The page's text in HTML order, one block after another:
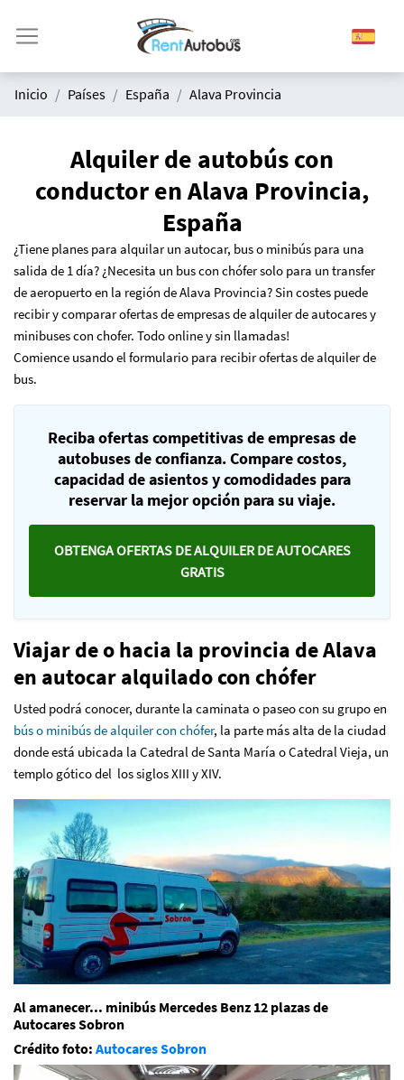
Inicio Países España Alava Provincia
Alquiler de autobús con
conductor en Alava Provincia,
España
¿Tiene planes para alquilar un autocar, bus o minibús para una
salida de 1 día? ¿Necesita un bus con chófer solo para un transfer
de aeropuerto en la región de Alava Provincia? Sin costes puede
recibir y comparar ofertas de empresas de alquiler de autocares y
minibuses con chofer. Todo online y sin llamadas!
Comience usando el formulario para recibir ofertas de alquiler de
bus.
Reciba ofertas competitivas de empresas de
autobuses de confianza. Compare costos,
capacidad de asientos y comodidades para
reservar la mejor opción para su viaje.
OBTENGA OFERTAS DE ALQUILER DE AUTOCARES
GRATIS
Viajar de o hacia la provincia de Alava
en autocar alquilado con chófer
Usted podrá conocer, durante la caminata o paseo con su grupo en
bús o minibús de alquiler con chófer, la parte más alta de la ciudad
donde está ubicada la Catedral de Santa María o Catedral Vieja, un
templo gótico del los siglos XIII y XIV.
Al amanecer... minibús Mercedes Benz 12 plazas de
Autocares Sobron
Crédito foto: Autocares Sobron